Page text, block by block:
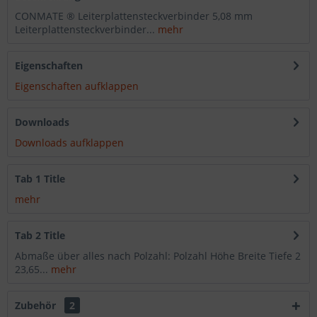
CONMATE ® Leiterplattensteckverbinder 5,08 mm
Leiterplattensteckverbinder... mehr
Eigenschaften
Eigenschaften aufklappen
Downloads
Downloads aufklappen
Tab 1 Title
mehr
Tab 2 Title
Abmaße über alles nach Polzahl: Polzahl Höhe Breite Tiefe 2
23,65... mehr
Zubehör 2